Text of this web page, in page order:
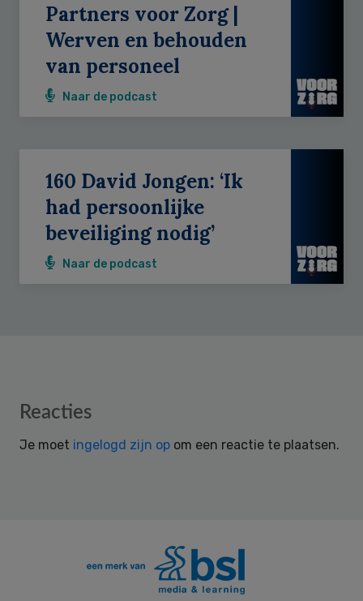
Partners voor Zorg |
Werven en behouden
van personeel
Naar de podcast
160 David Jongen: ‘Ik
had persoonlijke
beveiliging nodig’
Naar de podcast
Reader
Reacties
Je moet ingelogd zijn op om een reactie te plaatsen.